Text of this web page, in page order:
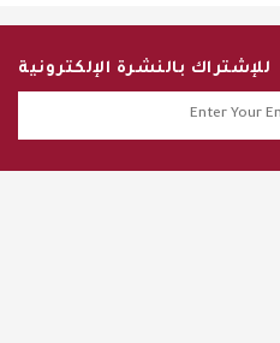
للإشتراك بالنشرة الإلكترونية